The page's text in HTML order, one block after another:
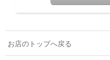
お店のトップへ戻る